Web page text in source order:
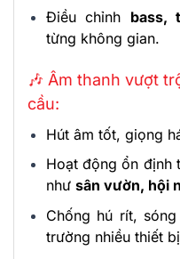
Điều chỉnh bass,
từng không gian.
🎶 Âm thanh vượt
cầu:
Hút âm tốt, giọng
Hoạt động ổn định
như sân vườn, hội
Chống hú rít,
trường nhiều thiết